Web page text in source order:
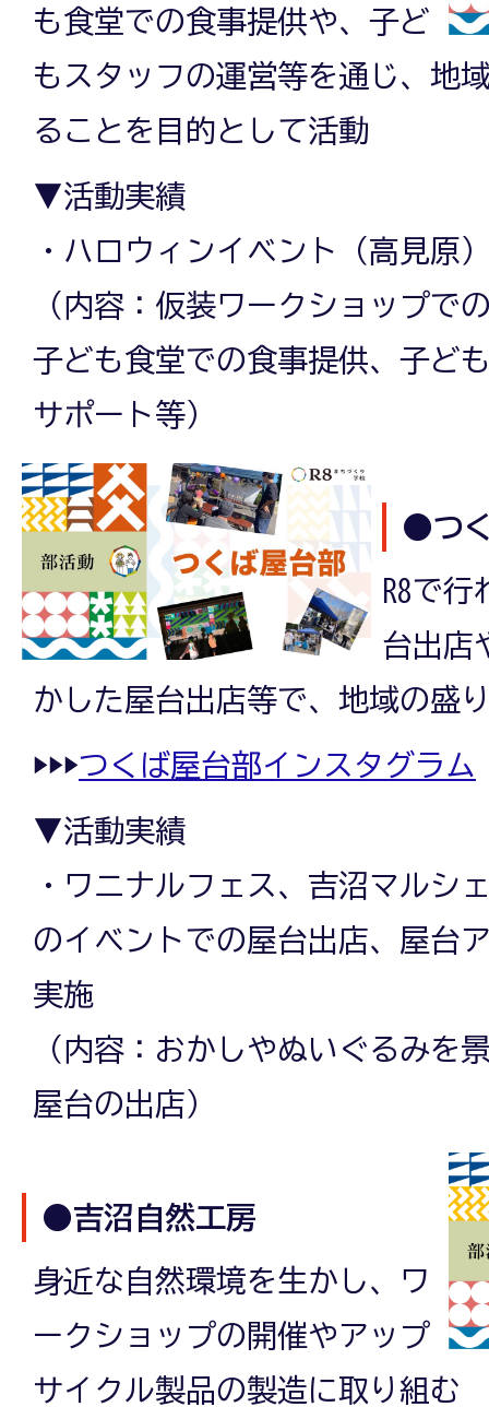
も食堂での食事提供や、子ど
もスタッフの運営等を通じ、地
ることを目的として活動
▼活動実績
・ハロウィンイベント（高見原
（内容：仮装ワークショップで
子ども食堂での食事提供、子ど
サポート等）
●つ
R8で
台出店
かした屋台出店等で、地域の盛
▶▶▶つくば屋台部インスタグラム
▼活動実績
・ワニナルフェス、吉沼マルシ
のイベントでの屋台出店、屋台
実施
（内容：おかしやぬいぐるみを
屋台の出店）
●吉沼自然工房
身近な自然環境を生かし、ワ
ークショップの開催やアップ
サイクル製品の製造に取り組む